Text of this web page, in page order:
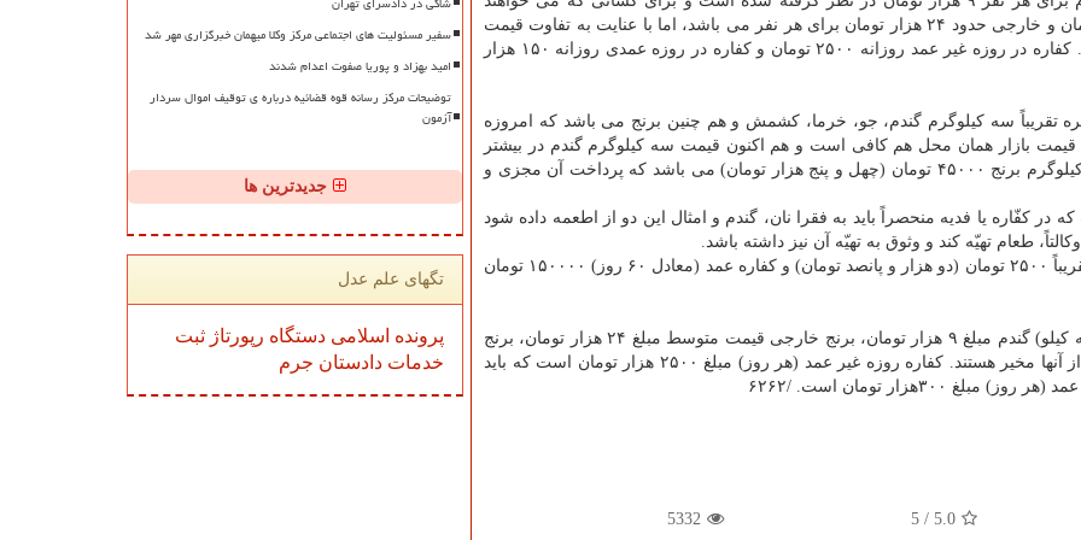
قیمت برنج را پرداخت كنند. برنج داخلی حدود ۶۰ هزار تومان و خارجی حدود ۲۴ هزار تومان برای هر نفر می باشد، اما با عنایت به تفاوت قیمت
در مناطق مختلف به همان قیمت منطقه ای محاسبه شود. كفاره در روزه غیر عمد روزانه ۲۵۰۰ تومان و كفاره در روزه عمدی روزانه ۱۵۰ هزار
تقریباً سه كیلوگرم گندم، جو، خرما، كشمش و هم چنین برنج می باشد كه امروزه
بازار همان محل هم كافی است و هم اكنون قیمت سه كیلوگرم گندم در بیشتر
شهرهای ایران تقریباً ۱۰۰۰۰ تومان (ده هزار تومان)، سه كیلوگرم برنج ۴۵۰۰۰ تومان (چهل و پنج هزار تومان) می باشد كه پرداخت آن مجزی و
در كفّاره یا فدیه منحصراً باید به فقرا نان، گندم و امثال این دو از اطعمه داده شود
طعام تهیّه كند و وثوق به تهیّه آن نیز داشته باشد.
مبلغ آن (قیمت گندم) در سال ۱۳۹۸ بابت كفاره غیر عمد تقریباً ۲۵۰۰ تومان (دو هزار و پانصد تومان) و كفاره عمد (معادل ۶۰ روز) ۱۵۰۰۰۰ تومان
زكات فطره امسال بر اساس قوت غالب (برای هر نفر سه كیلو) گندم مبلغ ۹ هزار تومان، برنج خارجی قیمت متوسط مبلغ ۲۴ هزار تومان، برنج
ایرانی مبلغ ۶۰ هزار تومان است. مردم در انتخاب هر یك از آنها مخیر هستند. كفاره روزه غیر عمد (هر روز) مبلغ ۲۵۰۰ هزار تومان است كه باید
تومان است. /۶۲۶۲
5.0
/
5
5332
سفیر مسئولیت های اجتماعی مرکز وکلا میهمان خبرگزاری مهر شد
امید بهزاد و پوریا صفوت اعدام شدند
توضیحات مرکز رسانه قوه قضائیه درباره ی توقیف اموال سردار
آزمون
جدیدترین ها
تگهای علم عدل
پرونده اسلامی دستگاه رپورتاژ ثبت
خدمات دادستان جرم